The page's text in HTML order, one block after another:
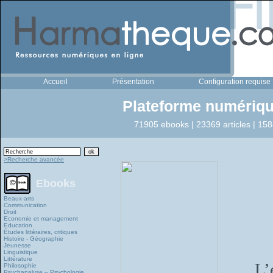
Accueil Présentation Configuration requise
Plateforme
71905 ebooks | 23369 articles |
>Recherche avancée
Ebooks
Beaux-arts
Communication
Droit
Economie et management
Education
Études littéraires, critiques
Histoire - Géographie
Jeunesse
Linguistique
Littérature
Philosophie